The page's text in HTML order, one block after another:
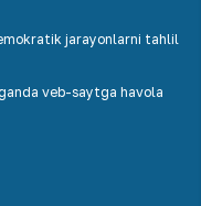
jarayonlarni tahlil
veb-saytga havola